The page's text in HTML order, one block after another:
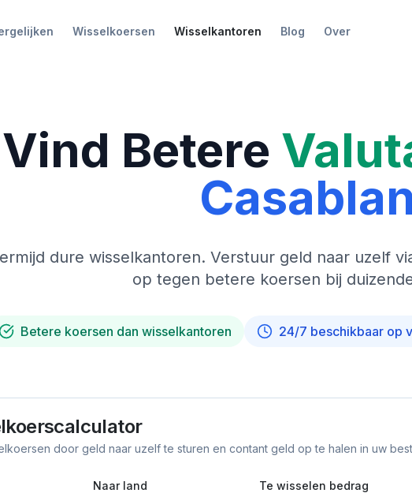
Wisselkoersen Wisselkantoren Blog Over
Vind Betere
dure wisselkantoren. Verstuur geld naar uzelf
op tegen betere koersen bij
Betere koersen dan wisselkantoren 24/7 beschikbaar op
door geld naar uzelf te sturen en contant geld op te halen in uw
Naar land Te wisselen bedrag